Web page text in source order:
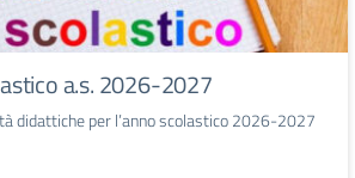
a.s. 2026-2027
didattiche per l’anno scolastico 2026-2027